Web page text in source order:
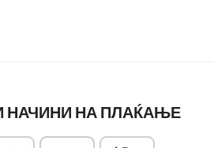
НАЧИНИ НА ПЛАЌАЊЕ